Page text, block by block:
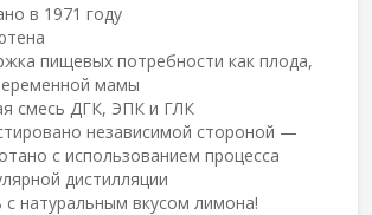
в 1971 году
пищевых потребности как плода,
мамы
смесь ДГК, ЭПК и ГЛК
независимой стороной —
с использованием процесса
дистилляции
с натуральным вкусом лимона!